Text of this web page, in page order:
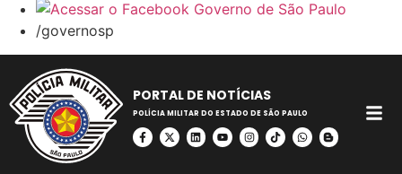
/governosp
PORTAL DE NOTÍCIAS
POLÍCIA MILITAR DO ESTADO DE SÃO PAULO